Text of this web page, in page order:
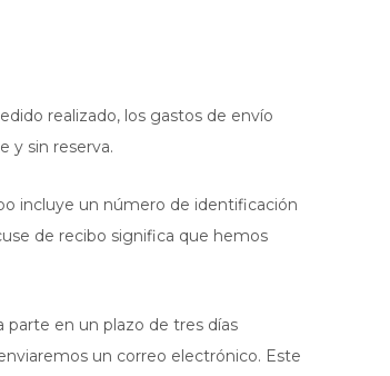
realizado, los gastos de envío
y sin reserva.
incluye un número de identificación
de recibo significa que hemos
en un plazo de tres días
un correo electrónico. Este